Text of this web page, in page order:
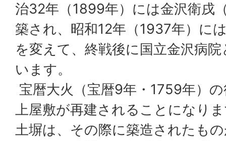
治32年（1899年）には金沢衛戌
築され、昭和12年（1937年）に
を変えて、終戦後に国立金沢病
います。
宝暦大火（宝暦9年・1759年）
上屋敷が再建されることになり
土塀は、その際に築造されたも